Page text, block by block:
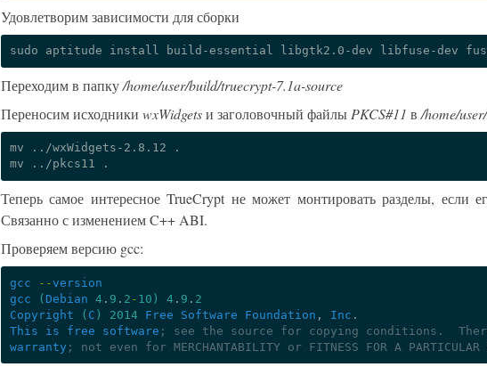
Удовлетворим зависимости для сборки
Переходим в папку/home/user/build/truecrypt-7.1a-source
Переносим исходники wxWidgetsи заголовочный файлы PKCS#11 в/home/
mv ../wxWidgets-2.8.12
.
mv
../pkcs11
Теперь самое интересное TrueCrypt не может монтировать разделы, если
Связанно с изменением C++ ABI.
Проверяем версию gcc:
gcc --version
gcc
( Debian 4. 9 . 2 - 10 ) 4. 9 . 2
Copyright
( C ) 2014 Free Software Foundation , Inc
This
is free software ; see the source for copying conditions.
warranty ; not even for MERCHANTABILITY or FITNESS FOR A PARTICULAR